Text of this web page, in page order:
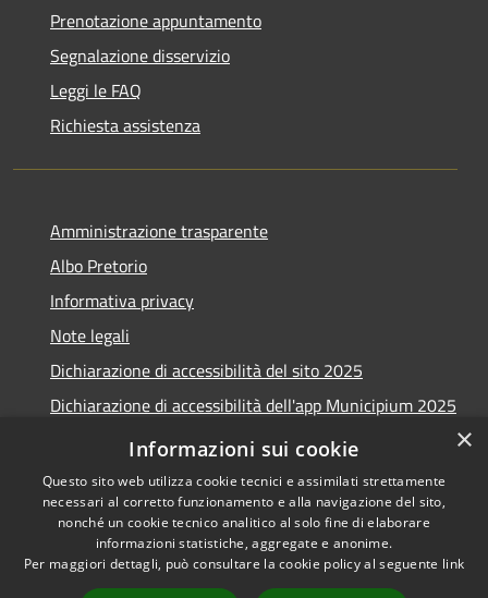
Prenotazione appuntamento
Segnalazione disservizio
Leggi le FAQ
Richiesta assistenza
Amministrazione trasparente
Albo Pretorio
Informativa privacy
Note legali
Dichiarazione di accessibilità del sito 2025
Dichiarazione di accessibilità dell'app Municipium 2025
Obiettivi accessibilità 2025
Accessibilità
Copyright © 2026 • Comune di
Casalmaggiore • Powered by
×
Informazioni sui cookie
Questo sito web utilizza cookie tecnici e assimilati strettamente
necessari al corretto funzionamento e alla navigazione del sito,
nonché un cookie tecnico analitico al solo fine di elaborare
informazioni statistiche, aggregate e anonime.
Per maggiori dettagli, può consultare la cookie policy al seguente link